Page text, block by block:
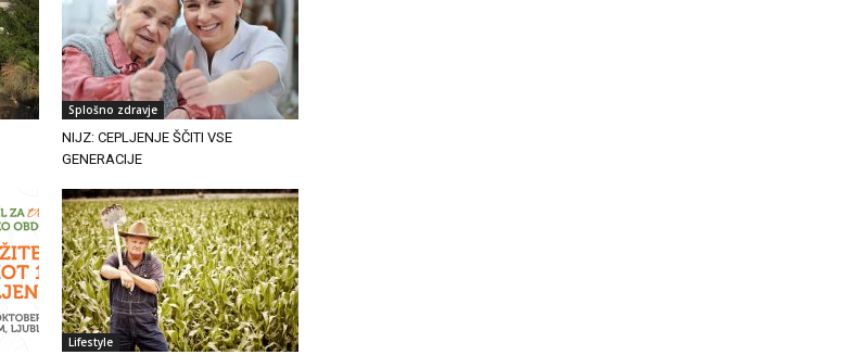
Splošno zdravje
NIJZ: CEPLJENJE ŠČITI VSE
GENERACIJE
Lifestyle